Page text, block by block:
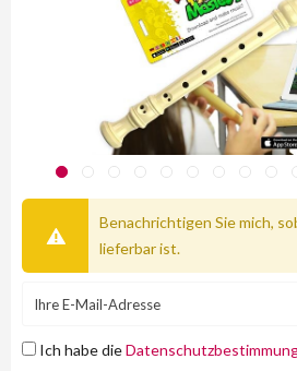
Benachrichtigen Sie mich,
lieferbar ist.
Ich habe die